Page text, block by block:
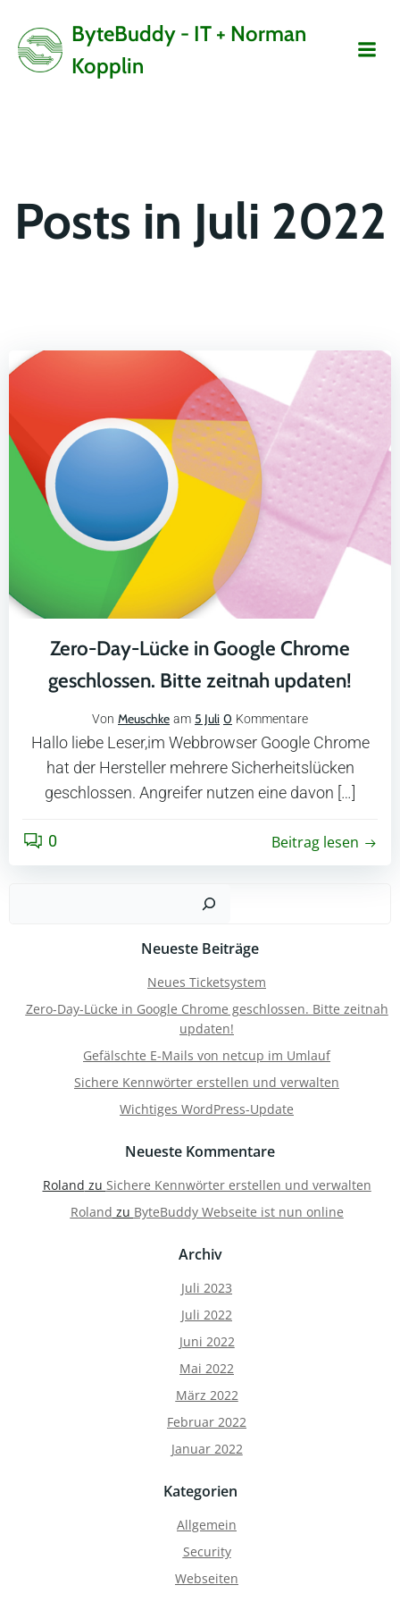
Inhalt
ByteBuddy - IT + Norman
Kopplin
Posts in Juli 2022
Zero-Day-Lücke in Google Chrome
geschlossen. Bitte zeitnah updaten!
Von Meuschke am 5 Juli 0 Kommentare
Hallo liebe Leser,im Webbrowser Google Chrome
hat der Hersteller mehrere Sicherheitslücken
geschlossen. Angreifer nutzen eine davon […]
0 Beitrag lesen
Neueste Beiträge
Neues Ticketsystem
Zero-Day-Lücke in Google Chrome geschlossen. Bitte zeitnah
updaten!
Gefälschte E-Mails von netcup im Umlauf
Sichere Kennwörter erstellen und verwalten
Wichtiges WordPress-Update
Neueste Kommentare
Roland zu Sichere Kennwörter erstellen und verwalten
Roland zu ByteBuddy Webseite ist nun online
Archiv
Juli 2023
Juli 2022
Juni 2022
Mai 2022
März 2022
Februar 2022
Januar 2022
Kategorien
Allgemein
Security
Webseiten